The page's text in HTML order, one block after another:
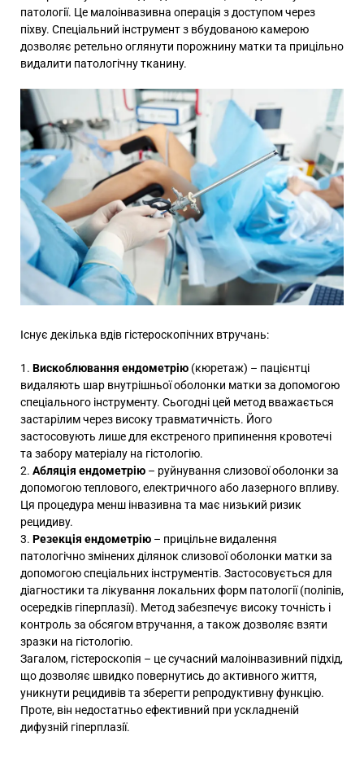
патології. Це малоінвазивна операція з доступом через
піхву. Спеціальний інструмент з вбудованою камерою
дозволяє ретельно оглянути порожнину матки та прицільно
видалити патологічну тканину.
Існує декілька вдів гістероскопічних втручань:
Вискоблювання ендометрію (кюретаж) – пацієнтці
видаляють шар внутрішньої оболонки матки за допомогою
спеціального інструменту. Сьогодні цей метод вважається
застарілим через високу травматичність. Його
застосовують лише для екстреного припинення кровотечі
та забору матеріалу на гістологію.
Абляція ендометрію – руйнування слизової оболонки за
допомогою теплового, електричного або лазерного впливу.
Ця процедура менш інвазивна та має низький ризик
рецидиву.
Резекція ендометрію – прицільне видалення
патологічно змінених ділянок слизової оболонки матки за
допомогою спеціальних інструментів. Застосовується для
діагностики та лікування локальних форм патології (поліпів,
осередків гіперплазії). Метод забезпечує високу точність і
контроль за обсягом втручання, а також дозволяє взяти
зразки на гістологію.
Загалом, гістероскопія – це сучасний малоінвазивний підхід,
що дозволяє швидко повернутись до активного життя,
уникнути рецидивів та зберегти репродуктивну функцію.
Проте, він недостатньо ефективний при ускладненій
дифузній гіперплазії.